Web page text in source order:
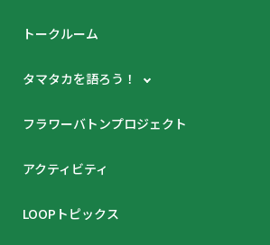
トークルーム
タマタカを語ろう！
フラワーバトンプロジェクト
アクティビティ
LOOPトピックス